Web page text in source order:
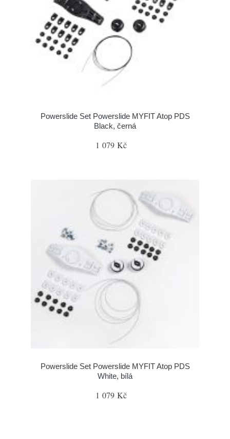
Powerslide Set Powerslide MYFIT Atop PDS
Black, černá
1 079 Kč
Powerslide Set Powerslide MYFIT Atop PDS
White, bílá
1 079 Kč